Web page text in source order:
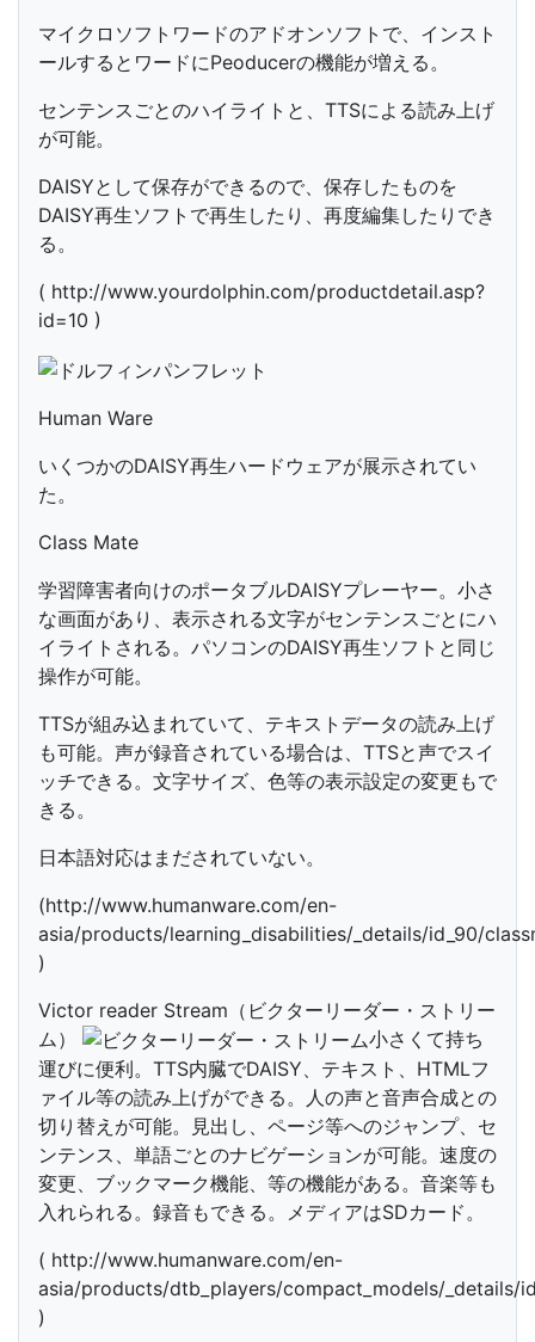
マイクロソフトワードのアドオンソフトで、インスト
ールするとワードにPeoducerの機能が増える。
センテンスごとのハイライトと、TTSによる読み上げ
が可能。
DAISYとして保存ができるので、保存したものを
DAISY再生ソフトで再生したり、再度編集したりでき
る。
( http://www.yourdolphin.com/productdetail.asp?
id=10 )
Human Ware
いくつかのDAISY再生ハードウェアが展示されてい
た。
Class Mate
学習障害者向けのポータブルDAISYプレーヤー。小さ
な画面があり、表示される文字がセンテンスごとにハ
イライトされる。パソコンのDAISY再生ソフトと同じ
操作が可能。
TTSが組み込まれていて、テキストデータの読み上げ
も可能。声が録音されている場合は、TTSと声でスイ
ッチできる。文字サイズ、色等の表示設定の変更もで
きる。
日本語対応はまだされていない。
(http://www.humanware.com/en-
asia/products/learning_disabilities/_details/id_90/
)
Victor reader Stream（ビクターリーダー・ストリー
ム）
小さくて持ち
運びに便利。TTS内臓でDAISY、テキスト、HTMLフ
ァイル等の読み上げができる。人の声と音声合成との
切り替えが可能。見出し、ページ等へのジャンプ、セ
ンテンス、単語ごとのナビゲーションが可能。速度の
変更、ブックマーク機能、等の機能がある。音楽等も
入れられる。録音もできる。メディアはSDカード。
( http://www.humanware.com/en-
asia/products/dtb_players/compact_models/_details/
)